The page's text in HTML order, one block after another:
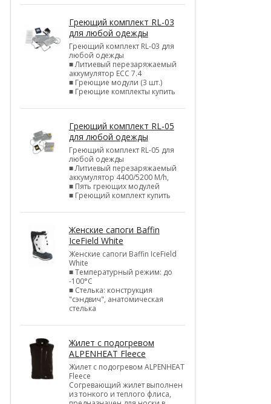
Греющий комплект RL-03
для любой одежды
Греющий комплект RL-03 для
любой одежды
■ Литиевый перезаряжаемый
аккумулятор ЕСС 7.4
■ Греющие модули (3 шт.)
■ Греющие комплекты купить
Греющий комплект RL-05
для любой одежды
Греющий комплект RL-05 для
любой одежды
■ Литиевый перезаряжаемый
аккумулятор 4400/5200 M/h,
■ Пять греющих модулей
■ Греющий комплект купить
Женские сапоги Baffin
IceField White
Женские сапоги Baffin IceField
White
■ Температурный режим: до
-100°C
■ Стелька: конструкция
"сэндвич", анатомическая
стелька
Жилет с подогревом
ALPENHEAT Fleece
Жилет с подогревом ALPENHEAT
Fleece
Согревающий жилет выполнен
из тонкого и теплого флиса,